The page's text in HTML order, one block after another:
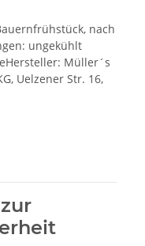
nach
ungekühlt
Müller´s
Uelzener Str. 16,